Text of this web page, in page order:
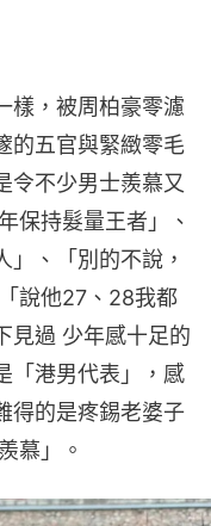
樣，被周柏豪零濾
的五官與緊緻零毛
令不少男士羨慕又
保持髮量王者」、
」、「別的不說，
說他27、28我都
見過 少年感十足的
「港男代表」，感
得的是疼錫老婆子
慕」。